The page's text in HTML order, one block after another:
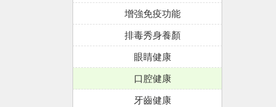
增強免疫功能
排毒秀身養顏
眼睛健康
口腔健康
牙齒健康